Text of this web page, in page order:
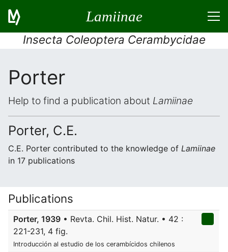
Lamiinae
Insecta Coleoptera Cerambycidae
Porter
Help to find a publication about Lamiinae
Porter, C.E.
C.E. Porter contributed to the knowledge of Lamiinae
in 17 publications
Publications
Porter, 1939 • Revta. Chil. Hist. Natur. • 42 :
221-231, 4 fig.
Introducción al estudio de los cerambícidos chilenos